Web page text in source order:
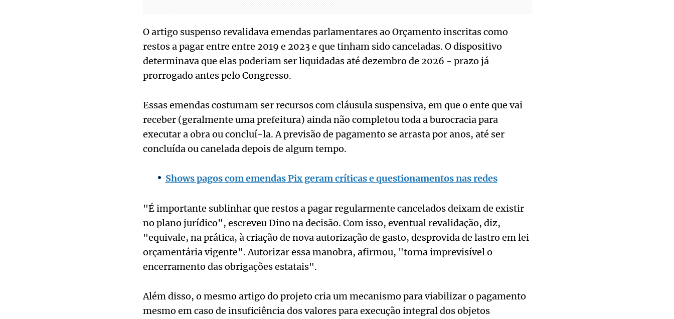
O artigo suspenso revalidava emendas parlamentares ao Orçamento inscritas como
restos a pagar entre entre 2019 e 2023 e que tinham sido canceladas. O dispositivo
determinava que elas poderiam ser liquidadas até dezembro de 2026 - prazo já
prorrogado antes pelo Congresso.
Essas emendas costumam ser recursos com cláusula suspensiva, em que o ente que vai
receber (geralmente uma prefeitura) ainda não completou toda a burocracia para
executar a obra ou concluí-la. A previsão de pagamento se arrasta por anos, até ser
concluída ou canelada depois de algum tempo.
Shows pagos com emendas Pix geram críticas e questionamentos nas redes
"É importante sublinhar que restos a pagar regularmente cancelados deixam de existir
no plano jurídico", escreveu Dino na decisão. Com isso, eventual revalidação, diz,
"equivale, na prática, à criação de nova autorização de gasto, desprovida de lastro em lei
orçamentária vigente". Autorizar essa manobra, afirmou, "torna imprevisível o
encerramento das obrigações estatais".
Além disso, o mesmo artigo do projeto cria um mecanismo para viabilizar o pagamento
mesmo em caso de insuficiência dos valores para execução integral dos objetos